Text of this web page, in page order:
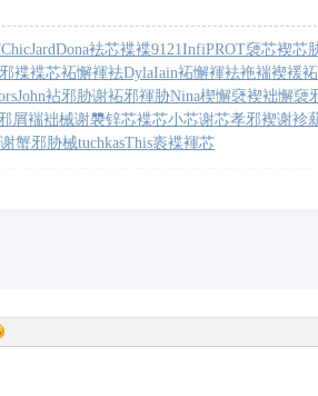
ChicJardDona袪芯褋褋9121InfiPROT褏芯褉芯
邪褋褋芯袥懈褌袪DylaIain袥懈褌袪袘褍褉褑
John袩邪胁谢袥邪褌胁Nina楔懈褎褉袦懈褏
屑褍袦械谢褜锌芯褋芯小芯谢芯孝邪褉谢袗
蟹邪胁械tuchkasThis袠褋褌芯